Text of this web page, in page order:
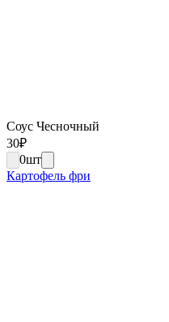
Соус Чесночный
30₽
0шт
Картофель фри